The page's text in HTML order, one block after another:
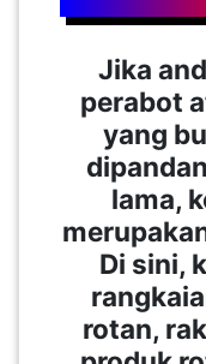
Jika
perabot
yang
lama,
Di sini,
rotan,
SELANGOR(37)
PAHANG(13)
KELANTAN(22)
PERAK(41)
NEGERI